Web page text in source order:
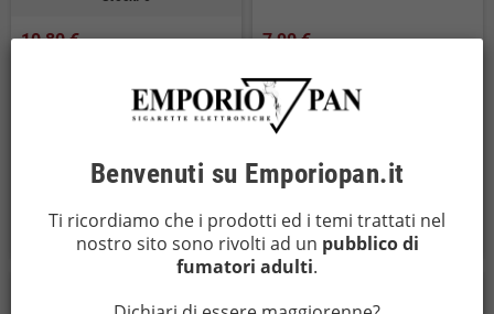
10,80 €
ESAURITO
7,90 €
ESAURITO
Benvenuti su Emporiopan.it
Ti ricordiamo che i prodotti ed i temi trattati nel
nostro sito sono rivolti ad un pubblico di
fumatori adulti.